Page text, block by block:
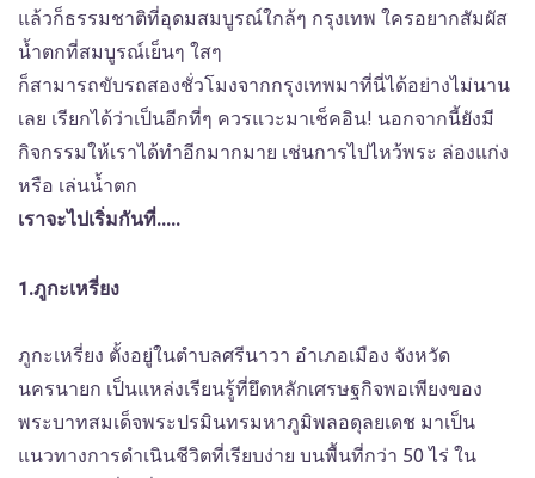
แล้วก็ธรรมชาติที่อุดมสมบูรณ์ใกล้ๆ กรุงเทพ ใครอยากสัมผัส
น้ำตกที่สมบูรณ์เย็นๆ ใสๆ
ก็สามารถขับรถสองชั่วโมงจากกรุงเทพมาที่นี่ได้อย่างไม่นาน
เลย เรียกได้ว่าเป็นอีกที่ๆ ควรแวะมาเช็คอิน! นอกจากนี้ยังมี
กิจกรรมให้เราได้ทำอีกมากมาย เช่นการไปไหว้พระ ล่องแก่ง
หรือ เล่นน้ำตก
เราจะไปเริ่มกันที่.....
1.ภูกะเหรี่ยง
ภูกะเหรี่ยง ตั้งอยู่ในตำบลศรีนาวา อำเภอเมือง จังหวัด
นครนายก เป็นแหล่งเรียนรู้ที่ยึดหลักเศรษฐกิจพอเพียงของ
พระบาทสมเด็จพระปรมินทรมหาภูมิพลอดุลยเดช มาเป็น
แนวทางการดำเนินชีวิตที่เรียบง่าย บนพื้นที่กว่า 50 ไร่ ใน